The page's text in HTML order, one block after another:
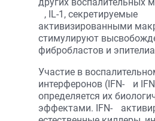
, IL-1, секретируемые
активизированными
стимулируют
фибробластов и
Участие в
интерферонов (IFN-
и
определяется их
эффектами. IFN-